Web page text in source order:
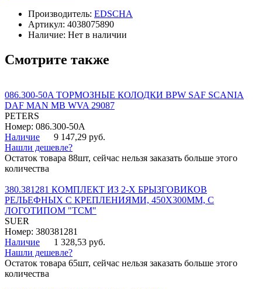
Производитель: EDSCHA
Артикул: 4038075890
Наличие: Нет в наличии
Смотрите также
086.300-50A ТОРМОЗНЫЕ КОЛОДКИ BPW SAF SCANIA
DAF MAN MB WVA 29087
PETERS
Номер: 086.300-50A
Наличие
9 147,29 руб.
Нашли дешевле?
Остаток товара 88шт, сейчас нельзя заказать больше этого
количества
380.381281 КОМПЛЕКТ ИЗ 2-Х БРЫЗГОВИКОВ
РЕЛЬЕФНЫХ С КРЕПЛЕНИЯМИ, 450Х300ММ, С
ЛОГОТИПОМ "ТСМ"
SUER
Номер: 380381281
Наличие
1 328,53 руб.
Нашли дешевле?
Остаток товара 65шт, сейчас нельзя заказать больше этого
количества